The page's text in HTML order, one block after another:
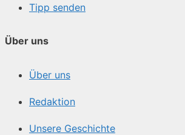
Tipp senden
Über uns
Über uns
Redaktion
Unsere Geschichte